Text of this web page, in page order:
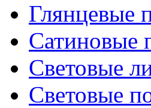
Глянцевые
Сатиновые
Световые
Световые